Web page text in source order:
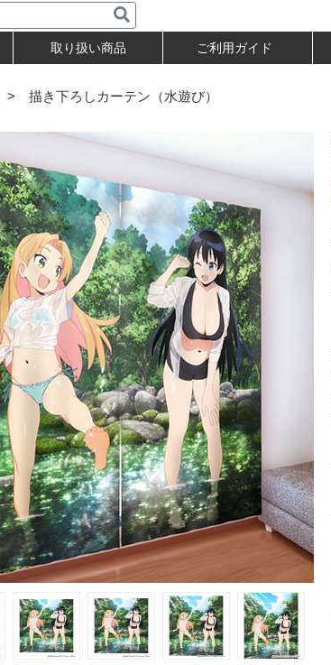
取り扱い商品 ご利用ガイド
> 描き下ろしカーテン（水遊び）